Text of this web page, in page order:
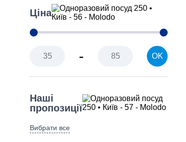
Ціна
- OK
Наші
пропозиції
Вибрати все